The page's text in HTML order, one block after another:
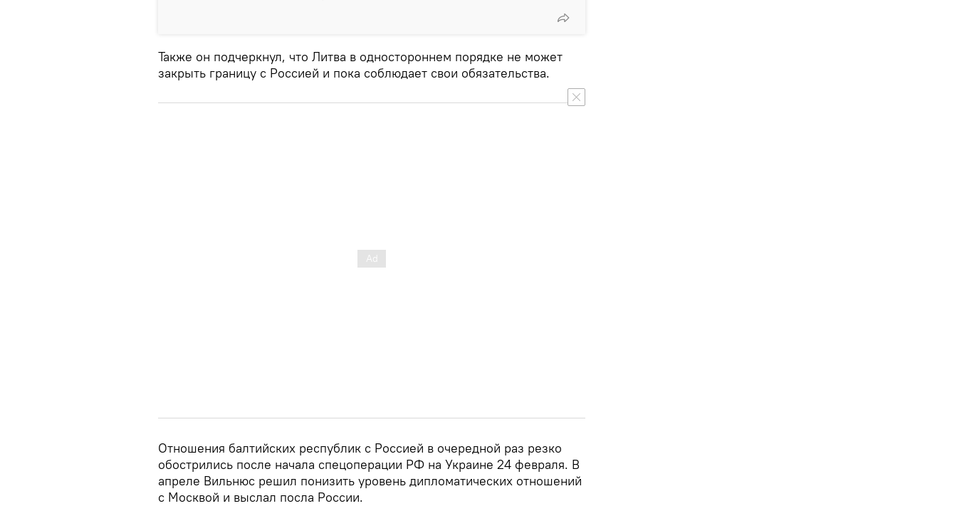
Также он подчеркнул, что Литва в одностороннем порядке не может
закрыть границу с Россией и пока соблюдает свои обязательства.
Отношения балтийских республик с Россией в очередной раз резко
обострились после начала спецоперации РФ на Украине 24 февраля. В
апреле Вильнюс решил понизить уровень дипломатических отношений
с Москвой и выслал посла России.